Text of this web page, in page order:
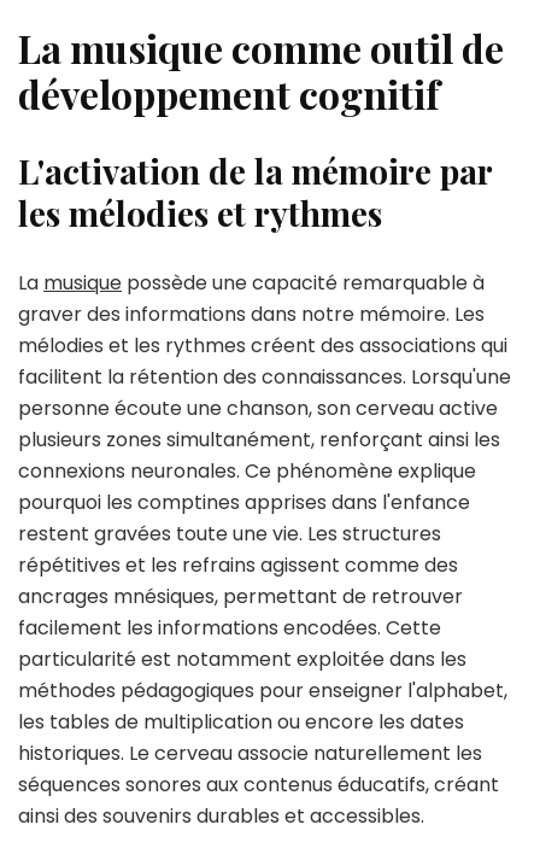
La musique comme outil de
développement cognitif
L'activation de la mémoire par
les mélodies et rythmes
La musique possède une capacité remarquable à
graver des informations dans notre mémoire. Les
mélodies et les rythmes créent des associations qui
facilitent la rétention des connaissances. Lorsqu'une
personne écoute une chanson, son cerveau active
plusieurs zones simultanément, renforçant ainsi les
connexions neuronales. Ce phénomène explique
pourquoi les comptines apprises dans l'enfance
restent gravées toute une vie. Les structures
répétitives et les refrains agissent comme des
ancrages mnésiques, permettant de retrouver
facilement les informations encodées. Cette
particularité est notamment exploitée dans les
méthodes pédagogiques pour enseigner l'alphabet,
les tables de multiplication ou encore les dates
historiques. Le cerveau associe naturellement les
séquences sonores aux contenus éducatifs, créant
ainsi des souvenirs durables et accessibles.